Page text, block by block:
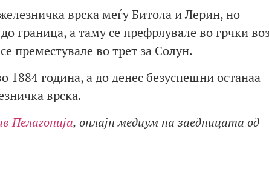
врска меѓу Битола и Лерин, но
граница, а таму се префрлувале во грчки
преместувале во трет за Солун.
година, а до денес безуспешни останаа
врска.
Пелагонија, онлајн медиум на заедницата од